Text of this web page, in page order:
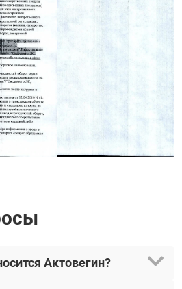
Актовегин?